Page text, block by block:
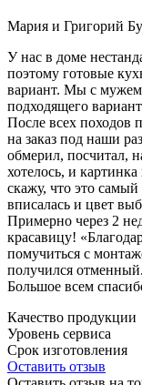
Мария и Григорий
У нас в доме
поэтому готовые
вариант. Мы с
подходящего
После всех походов
на заказ под наши
обмерил, посчитал,
хотелось, и
скажу, что это
вписалась и цвет
Примерно через 2
красавицу!
помучиться с
получился отменный.
Большое всем
Качество продукции
Уровень сервиса
Срок изготовления
Оставить отзыв